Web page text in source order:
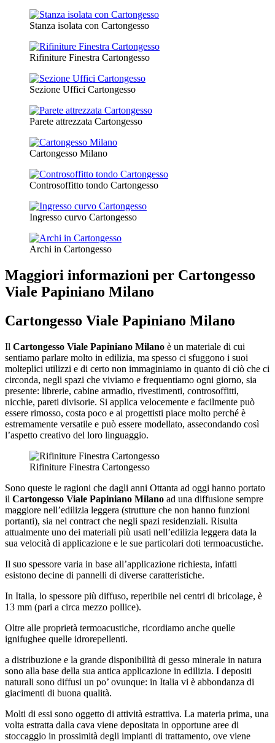
Stanza isolata con Cartongesso
Rifiniture Finestra Cartongesso
Sezione Uffici Cartongesso
Parete attrezzata Cartongesso
Cartongesso Milano
Controsoffitto tondo Cartongesso
Ingresso curvo Cartongesso
Archi in Cartongesso
Maggiori informazioni per Cartongesso
Viale Papiniano Milano
Cartongesso Viale Papiniano Milano
Il Cartongesso Viale Papiniano Milano è un materiale di cui
sentiamo parlare molto in edilizia, ma spesso ci sfuggono i suoi
molteplici utilizzi e di certo non immaginiamo in quanto di ciò che ci
circonda, negli spazi che viviamo e frequentiamo ogni giorno, sia
presente: librerie, cabine armadio, rivestimenti, controsoffitti,
nicchie, pareti divisorie. Si applica velocemente e facilmente può
essere rimosso, costa poco e ai progettisti piace molto perché è
estremamente versatile e può essere modellato, assecondando così
l’aspetto creativo del loro linguaggio.
Rifiniture Finestra Cartongesso
Sono queste le ragioni che dagli anni Ottanta ad oggi hanno portato
il Cartongesso Viale Papiniano Milano ad una diffusione sempre
maggiore nell’edilizia leggera (strutture che non hanno funzioni
portanti), sia nel contract che negli spazi residenziali. Risulta
attualmente uno dei materiali più usati nell’edilizia leggera data la
sua velocità di applicazione e le sue particolari doti termoacustiche.
Il suo spessore varia in base all’applicazione richiesta, infatti
esistono decine di pannelli di diverse caratteristiche.
In Italia, lo spessore più diffuso, reperibile nei centri di bricolage, è
13 mm (pari a circa mezzo pollice).
Oltre alle proprietà termoacustiche, ricordiamo anche quelle
ignifughee quelle idrorepellenti.
a distribuzione e la grande disponibilità di gesso minerale in natura
sono alla base della sua antica applicazione in edilizia. I depositi
naturali sono diffusi un po’ ovunque: in Italia vi è abbondanza di
giacimenti di buona qualità.
Molti di essi sono oggetto di attività estrattiva. La materia prima, una
volta estratta dalla cava viene depositata in opportune aree di
stoccaggio in prossimità degli impianti di trattamento, ove viene